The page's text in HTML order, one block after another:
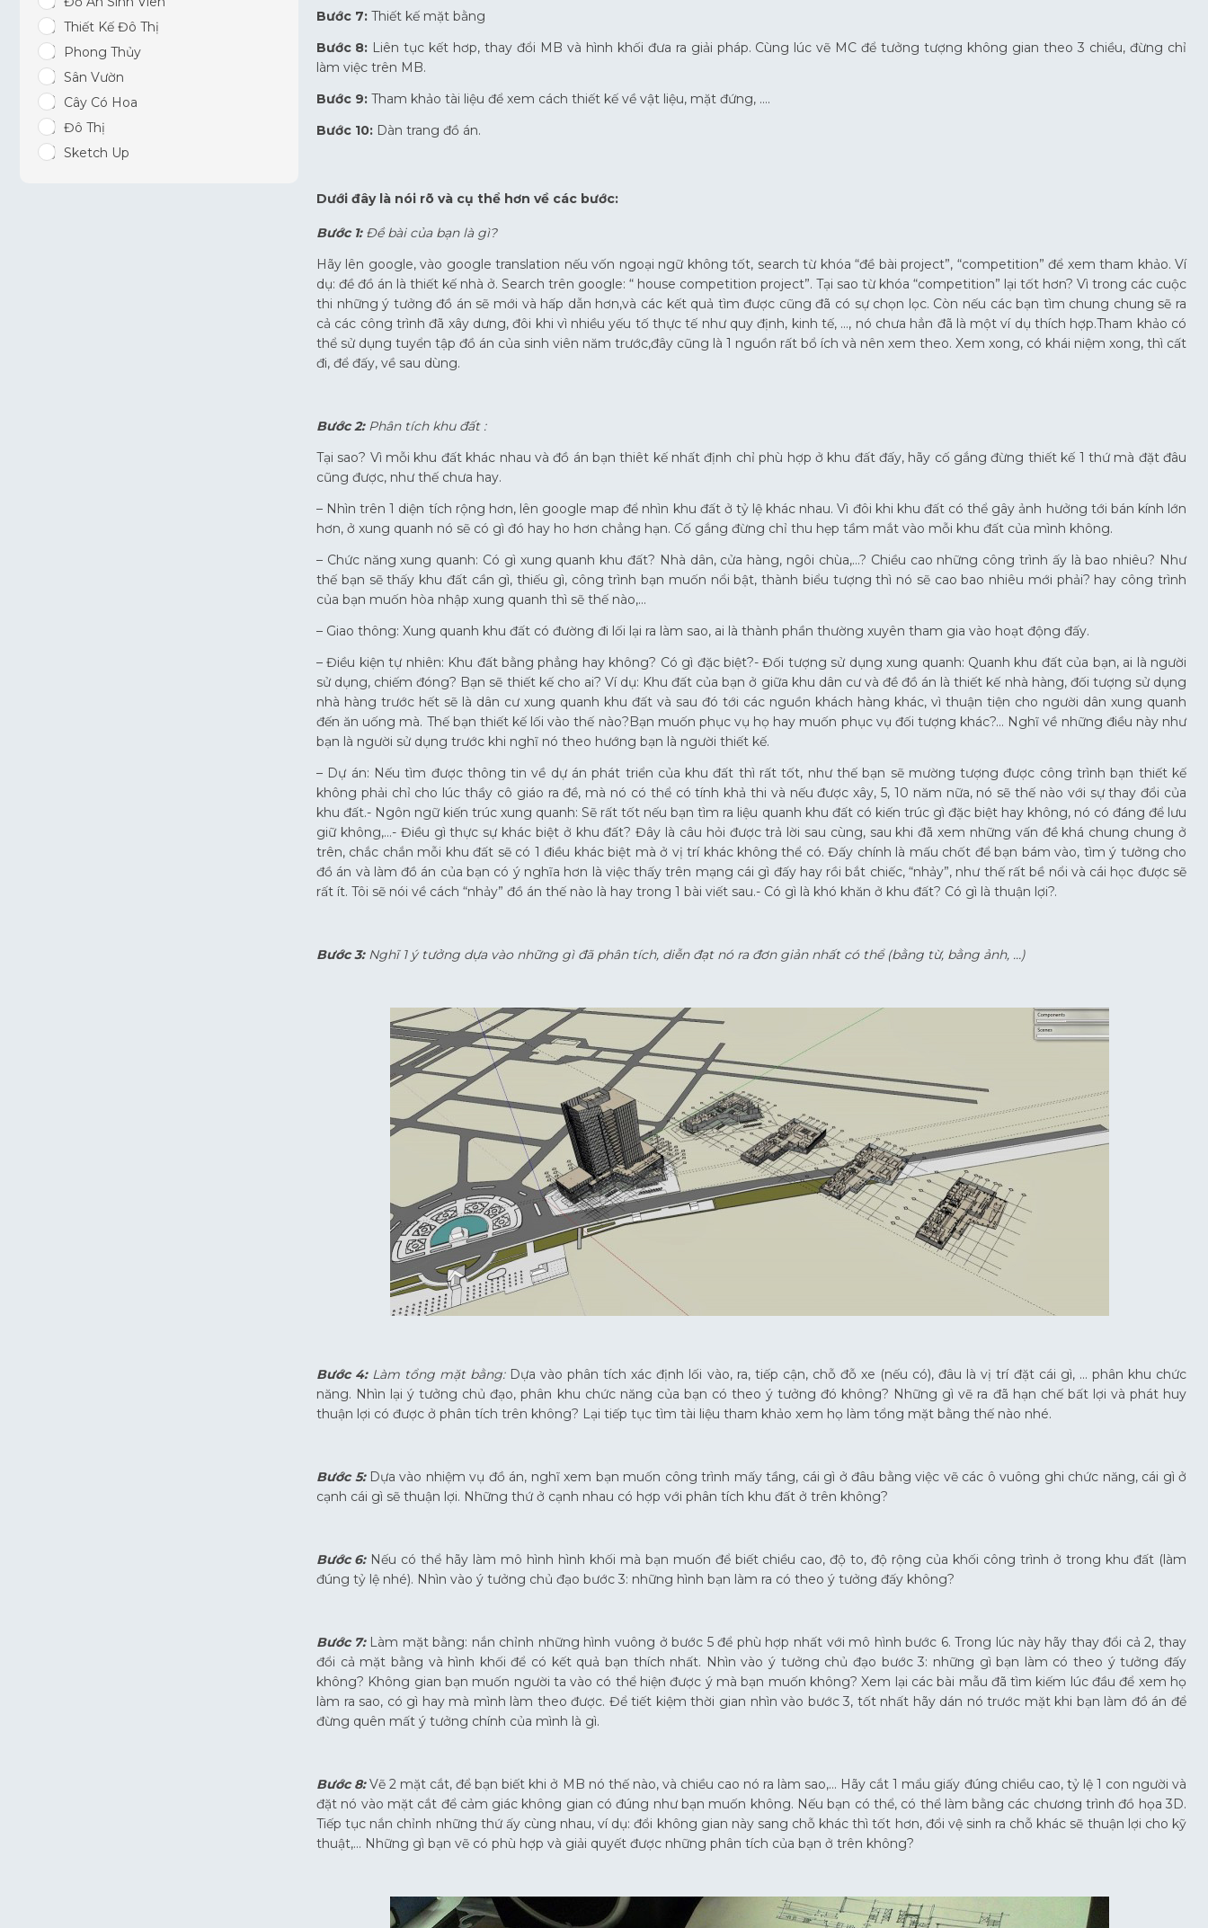
Thiết Kế Đô Thị
Phong Thủy
Sân Vườn
Cây Có Hoa
Đô Thị
Sketch Up
Bước 7: Thiết kế mặt bằng
Bước 8: Liên tục kết hơp, thay đổi MB và hình khối đưa ra giải pháp. Cùng lúc vẽ MC để tưởng tượng không gian theo 3 chiều, đừng chỉ
làm việc trên MB.
Bước 9: Tham khảo tài liệu để xem cách thiết kế về vật liệu, mặt đứng, ….
Bước 10: Dàn trang đồ án.
Dưới đây là nói rõ và cụ thể hơn về các bước:
Bước 1:Đề bài của bạn là gì?
Hãy lên google, vào google translation nếu vốn ngoại ngữ không tốt, search từ khóa “đề bài project”, “competition” để xem tham khảo. Ví
dụ: đề đồ án là thiết kế nhà ở. Search trên google: “ house competition project”. Tại sao từ khóa “competition” lại tốt hơn? Vì trong các cuộc
thi những ý tưởng đồ án sẽ mới và hấp dẫn hơn,và các kết quả tìm được cũng đã có sự chọn lọc. Còn nếu các bạn tìm chung chung sẽ ra
cả các công trình đã xây dưng, đôi khi vì nhiều yếu tố thực tế như quy định, kinh tế, …, nó chưa hẳn đã là một ví dụ thích hợp.Tham khảo có
thể sử dụng tuyển tập đồ án của sinh viên năm trước,đây cũng là 1 nguồn rất bổ ích và nên xem theo. Xem xong, có khái niệm xong, thì cất
đi, để đấy, về sau dùng.
Bước 2:Phân tích khu đất :
Tại sao? Vì mỗi khu đất khác nhau và đồ án bạn thiêt kế nhất định chỉ phù hợp ở khu đất đấy, hãy cố gắng đừng thiết kế 1 thứ mà đặt đâu
cũng được, như thế chưa hay.
– Nhìn trên 1 diện tích rộng hơn, lên google map để nhìn khu đất ở tỷ lệ khác nhau. Vì đôi khi khu đất có thể gây ảnh hưởng tới bán kính lớn
hơn, ở xung quanh nó sẽ có gì đó hay ho hơn chẳng hạn. Cố gắng đừng chỉ thu hẹp tầm mắt vào mỗi khu đất của mình không.
– Chức năng xung quanh: Có gì xung quanh khu đất? Nhà dân, cửa hàng, ngôi chùa,…? Chiều cao những công trình ấy là bao nhiêu? Như
thế bạn sẽ thấy khu đất cần gì, thiếu gì, công trình bạn muốn nổi bật, thành biểu tượng thì nó sẽ cao bao nhiêu mới phải? hay công trình
của bạn muốn hòa nhập xung quanh thì sẽ thế nào,…
– Giao thông: Xung quanh khu đất có đường đi lối lại ra làm sao, ai là thành phần thường xuyên tham gia vào hoạt động đấy.
– Điều kiện tự nhiên: Khu đất bằng phẳng hay không? Có gì đặc biệt?- Đối tượng sử dụng xung quanh: Quanh khu đất của bạn, ai là người
sử dụng, chiếm đóng? Bạn sẽ thiết kế cho ai? Ví dụ: Khu đất của bạn ở giữa khu dân cư và đề đồ án là thiết kế nhà hàng, đối tượng sử dụng
nhà hàng trước hết sẽ là dân cư xung quanh khu đất và sau đó tới các nguồn khách hàng khác, vì thuận tiện cho người dân xung quanh
đến ăn uống mà. Thế bạn thiết kế lối vào thế nào?Bạn muốn phục vụ họ hay muốn phục vụ đối tượng khác?… Nghĩ về những điều này như
bạn là người sử dụng trước khi nghĩ nó theo hướng bạn là người thiết kế.
– Dự án: Nếu tìm được thông tin về dự án phát triển của khu đất thì rất tốt, như thế bạn sẽ mường tượng được công trình bạn thiết kế
không phải chỉ cho lúc thầy cô giáo ra đề, mà nó có thể có tính khả thi và nếu được xây, 5, 10 năm nữa, nó sẽ thế nào với sự thay đổi của
khu đất.- Ngôn ngữ kiến trúc xung quanh: Sẽ rất tốt nếu bạn tìm ra liệu quanh khu đất có kiến trúc gì đặc biệt hay không, nó có đáng để lưu
giữ không,…- Điều gì thực sự khác biệt ở khu đất? Đây là câu hỏi được trả lời sau cùng, sau khi đã xem những vấn đề khá chung chung ở
trên, chắc chắn mỗi khu đất sẽ có 1 điều khác biệt mà ở vị trí khác không thể có. Đấy chính là mấu chốt để bạn bám vào, tìm ý tưởng cho
đồ án và làm đồ án của bạn có ý nghĩa hơn là việc thấy trên mạng cái gì đấy hay rồi bắt chiếc, “nhảy”, như thế rất bề nổi và cái học được sẽ
rất ít. Tôi sẽ nói về cách “nhảy” đồ án thế nào là hay trong 1 bài viết sau.- Có gì là khó khăn ở khu đất? Có gì là thuận lợi?.
Bước 3:Nghĩ 1 ý tưởng dựa vào những gì đã phân tích, diễn đạt nó ra đơn giản nhất có thể (bằng từ, bằng ảnh, …)
Bước 4:Làm tổng mặt bằng: Dựa vào phân tích xác định lối vào, ra, tiếp cận, chỗ đỗ xe (nếu có), đâu là vị trí đặt cái gì, … phân khu chức
năng. Nhìn lại ý tưởng chủ đạo, phân khu chức năng của bạn có theo ý tưởng đó không? Những gì vẽ ra đã hạn chế bất lợi và phát huy
thuận lợi có được ở phân tích trên không? Lại tiếp tục tìm tài liệu tham khảo xem họ làm tổng mặt bằng thế nào nhé.
Bước 5: Dựa vào nhiệm vụ đồ án, nghĩ xem bạn muốn công trình mấy tầng, cái gì ở đâu bằng việc vẽ các ô vuông ghi chức năng, cái gì ở
cạnh cái gì sẽ thuận lợi. Những thứ ở cạnh nhau có hợp với phân tích khu đất ở trên không?
Bước 6:Nếu có thể hãy làm mô hình hình khối mà bạn muốn để biết chiều cao, độ to, độ rộng của khối công trình ở trong khu đất (làm
đúng tỷ lệ nhé). Nhìn vào ý tưởng chủ đạo bước 3: những hình bạn làm ra có theo ý tưởng đấy không?
Bước 7: Làm mặt bằng: nắn chỉnh những hình vuông ở bước 5 để phù hợp nhất với mô hình bước 6. Trong lúc này hãy thay đổi cả 2, thay
đổi cả mặt bằng và hình khối để có kết quả bạn thích nhất. Nhìn vào ý tưởng chủ đạo bước 3: những gì bạn làm có theo ý tưởng đấy
không? Không gian bạn muốn người ta vào có thể hiện được ý mà bạn muốn không? Xem lại các bài mẫu đã tìm kiếm lúc đầu để xem họ
làm ra sao, có gì hay mà mình làm theo được. Để tiết kiệm thời gian nhìn vào bước 3, tốt nhất hãy dán nó trước mặt khi bạn làm đồ án để
đừng quên mất ý tưởng chính của mình là gì.
Bước 8:Vẽ 2 mặt cắt, để bạn biết khi ở MB nó thế nào, và chiều cao nó ra làm sao,… Hãy cắt 1 mẩu giấy đúng chiều cao, tỷ lệ 1 con người và
đặt nó vào mặt cắt để cảm giác không gian có đúng như bạn muốn không. Nếu bạn có thể, có thể làm bằng các chương trình đồ họa 3D.
Tiếp tục nắn chỉnh những thứ ấy cùng nhau, ví dụ: đổi không gian này sang chỗ khác thì tốt hơn, đổi vệ sinh ra chỗ khác sẽ thuận lợi cho kỹ
thuật,… Những gì bạn vẽ có phù hợp và giải quyết được những phân tích của bạn ở trên không?